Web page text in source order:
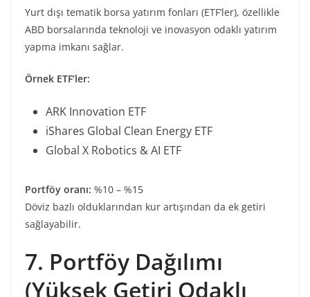
Yurt dışı tematik borsa yatırım fonları (ETF’ler), özellikle
ABD borsalarında teknoloji ve inovasyon odaklı yatırım
yapma imkanı sağlar.
Örnek ETF’ler:
ARK Innovation ETF
iShares Global Clean Energy ETF
Global X Robotics & AI ETF
Portföy oranı: %10 – %15
Döviz bazlı olduklarından kur artışından da ek getiri
sağlayabilir.
7. Portföy Dağılımı
(Yüksek Getiri Odaklı